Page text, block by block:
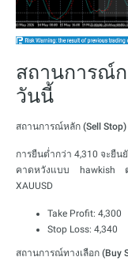
สถานการณ์ก
วันนี้
สถานการณ์หลัก (Sell Stop)
การยืนต่ำกว่า 4,310 จะยื
คาดหวังแบบ hawkish ต่
XAUUSD
Take Profit: 4,300
Stop Loss: 4,340
สถานการณ์ทางเลือก (Buy